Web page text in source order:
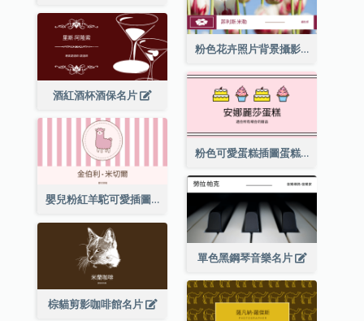
粉色花卉照片背景攝影師名片
酒紅酒杯酒保名片
粉色可愛蛋糕插圖蛋糕店名片
嬰兒粉紅羊駝可愛插圖名片
單色黑鋼琴音樂名片
棕貓剪影咖啡館名片